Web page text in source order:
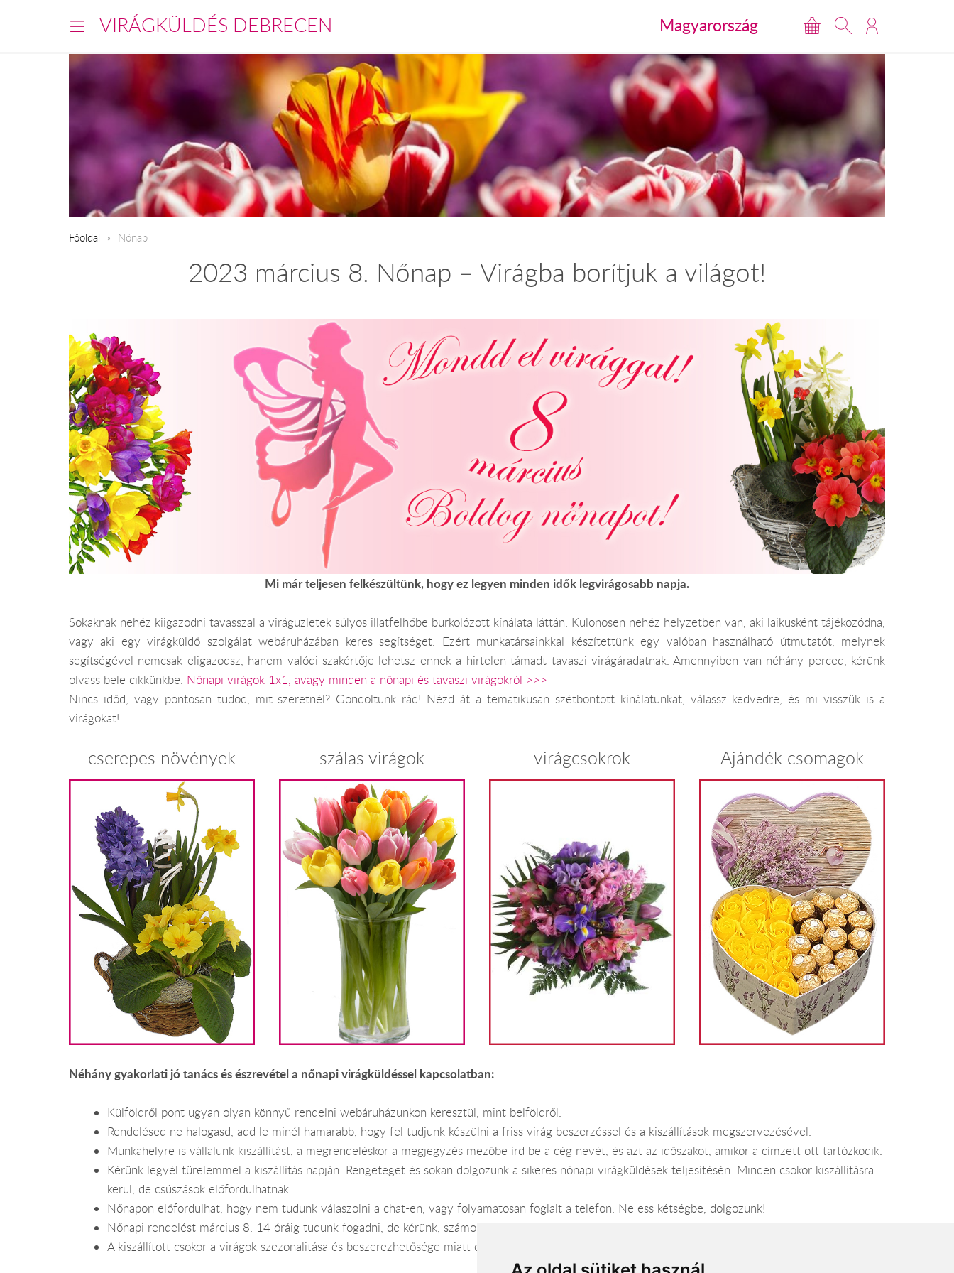
VIRÁGKÜLDÉS DEBRECEN Magyarország
Főoldal Nőnap
2023 március 8. Nőnap – Virágba borítjuk a világot!
Mi már teljesen felkészültünk, hogy ez legyen minden idők legvirágosabb napja.
Sokaknak nehéz kiigazodni tavasszal a virágüzletek súlyos illatfelhőbe burkolózott kínálata láttán. Különösen nehéz helyzetben van, aki laikusként tájékozódna,
vagy aki egy virágküldő szolgálat webáruházában keres segítséget. Ezért munkatársainkkal készítettünk egy valóban használható útmutatót, melynek
segítségével nemcsak eligazodsz, hanem valódi szakértője lehetsz ennek a hirtelen támadt tavaszi virágáradatnak. Amennyiben van néhány perced, kérünk
olvass bele cikkünkbe. Nőnapi virágok 1x1, avagy minden a nőnapi és tavaszi virágokról >>>
Nincs időd, vagy pontosan tudod, mit szeretnél? Gondoltunk rád! Nézd át a tematikusan szétbontott kínálatunkat, válassz kedvedre, és mi visszük is a
virágokat!
cserepes növények szálas virágok virágcsokrok Ajándék csomagok
Néhány gyakorlati jó tanács és észrevétel a nőnapi virágküldéssel kapcsolatban:
Külföldről pont ugyan olyan könnyű rendelni webáruházunkon keresztül, mint belföldről.
Rendelésed ne halogasd, add le minél hamarabb, hogy fel tudjunk készülni a friss virág beszerzéssel és a kiszállítások megszervezésével.
Munkahelyre is vállalunk kiszállítást, a megrendeléskor a megjegyzés mezőbe írd be a cég nevét, és azt az időszakot, amikor a címzett ott tartózkodik.
Kérünk legyél türelemmel a kiszállítás napján. Rengeteget és sokan dolgozunk a sikeres nőnapi virágküldések teljesítésén. Minden csokor kiszállításra
kerül, de csúszások előfordulhatnak.
Nőnapon előfordulhat, hogy nem tudunk válaszolni a chat-en, vagy folyamatosan foglalt a telefon. Ne ess kétségbe, dolgozunk!
Nőnapi rendelést március 8. 14 óráig tudunk fogadni, de kérünk, számolj a kiszállításra 4-5 órát, ha aznap rendelsz.
A kiszállított csokor a virágok szezonalitása és beszerezhetősége miatt eltérhet a képen láthatótól.